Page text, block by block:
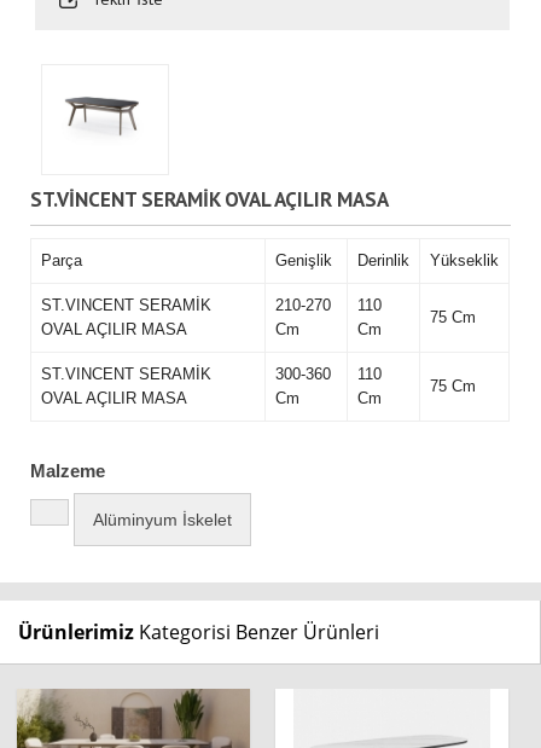
ST.VİNCENT SERAMİK OVAL AÇILIR MASA
Parça Genişlik Derinlik Yükseklik
ST.VINCENT SERAMİK
OVAL AÇILIR MASA
210-270
Cm
110
Cm
75 Cm
ST.VINCENT SERAMİK
OVAL AÇILIR MASA
300-360
Cm
110
Cm
75 Cm
Malzeme
Alüminyum İskelet
Ürünlerimiz Kategorisi Benzer Ürünleri